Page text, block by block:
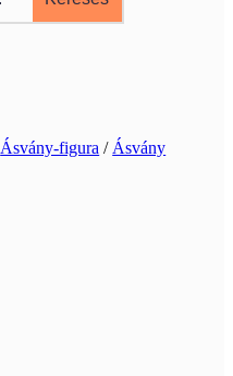
Ásvány-figura / Ásvány